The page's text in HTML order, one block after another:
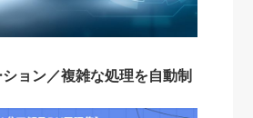
ョン／複雑な処理を自動制